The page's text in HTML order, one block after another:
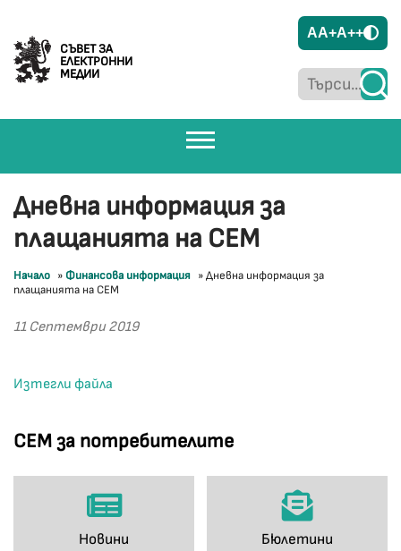
СЪВЕТ ЗА
ЕЛЕКТРОННИ
МЕДИИ
AA+A++
СЕМ за потребителите
Новини Бюлетини
Дневна информация за
плащанията на СЕМ
Начало » Финансова информация »Дневна информация за
плащанията на СЕМ
11 Септември 2019
Изтегли файла